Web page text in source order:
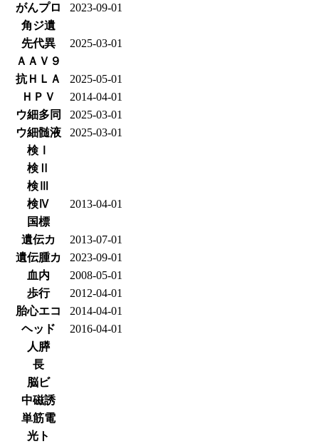
がんプロ
2023-09-01
角ジ遺
先代異
2025-03-01
ＡＡＶ９
抗ＨＬＡ
2025-05-01
ＨＰＶ
2014-04-01
ウ細多同
2025-03-01
ウ細髄液
2025-03-01
検Ⅰ
検Ⅱ
検Ⅲ
検Ⅳ
2013-04-01
国標
遺伝カ
2013-07-01
遺伝腫カ
2023-09-01
血内
2008-05-01
歩行
2012-04-01
胎心エコ
2014-04-01
ヘッド
2016-04-01
人膵
長
脳ビ
中磁誘
単筋電
光ト